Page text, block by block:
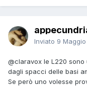
Inviato 9 Maggio
@claravox le L220
dagli spacci delle basi
Se però uno volesse